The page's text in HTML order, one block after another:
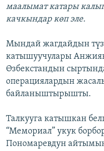
маалымат катары
качкындар көп эле.
Мындай жагдайдын
катышуучулары
Өзбекстандын
операциялардын
байланыштырышты.
Талкууга катышкан
“Мемориал” укук
Пономаревдун